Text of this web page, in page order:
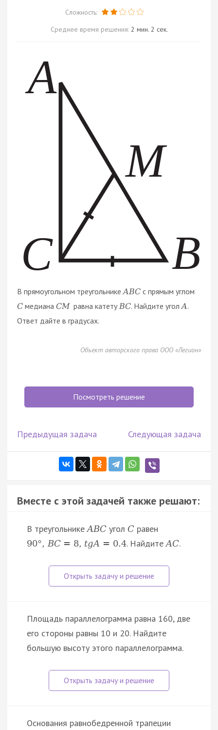
Сложность:
Среднее время решения: 2 мин. 2 сек.
В прямоугольном треугольнике ABC с прямым углом
C медиана CM равна катету BC. Найдите угол A.
Ответ дайте в градусах.
Объект авторского права ООО «Легион»
Посмотреть решение
Предыдущая задача Следующая задача
Вместе с этой задачей также решают:
В треугольнике ABC угол C равен
90°, BC = 8, tgA = 0.4. Найдите AC.
Площадь параллелограмма равна 160, две
его стороны равны 10 и 20. Найдите
большую высоту этого параллелограмма.
Основания равнобедренной трапеции